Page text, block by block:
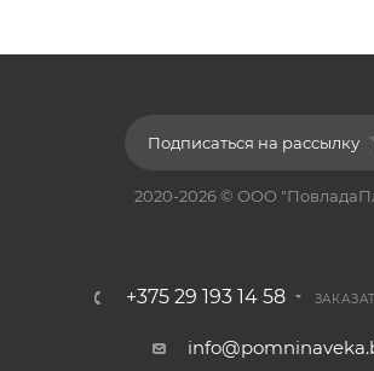
Подписаться на рассылку
2020-2026 © ООО
+375 29 193 14 58